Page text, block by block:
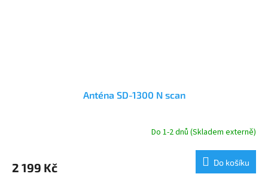
Anténa SD-1300 N scan
Do 1-2 dnů (Skladem externě)
2 199 Kč Do košíku